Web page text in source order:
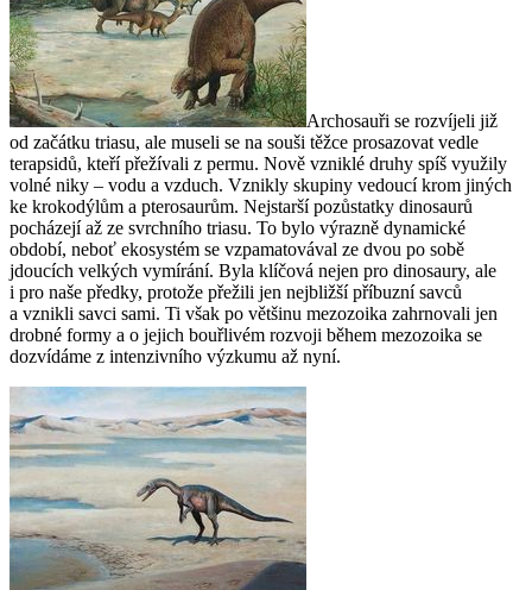
Archosauři se rozvíjeli již
od začátku triasu, ale museli se na souši těžce prosazovat vedle
terapsidů, kteří přežívali z permu. Nově vzniklé druhy spíš využily
volné niky – vodu a vzduch. Vznikly skupiny vedoucí krom jiných
ke krokodýlům a pterosaurům. Nejstarší pozůstatky dinosaurů
pocházejí až ze svrchního triasu. To bylo výrazně dynamické
období, neboť ekosystém se vzpamatovával ze dvou po sobě
jdoucích velkých vymírání. Byla klíčová nejen pro dinosaury, ale
i pro naše předky, protože přežili jen nejbližší příbuzní savců
a vznikli savci sami. Ti však po většinu mezozoika zahrnovali jen
drobné formy a o jejich bouřlivém rozvoji během mezozoika se
dozvídáme z intenzivního výzkumu až nyní.